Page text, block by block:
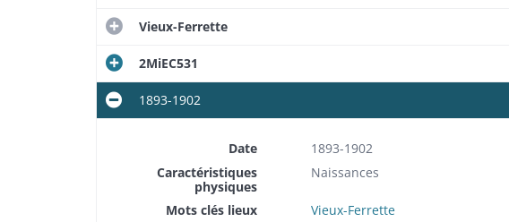
Vieux-Ferrette
2MiEC531
1893-1902
Date
1893-1902
Caractéristiques
physiques
Naissances
Mots clés lieux Vieux-Ferrette